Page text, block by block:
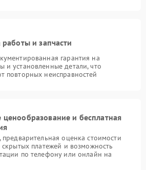
работы и запчасти
гарантия на
и установленные детали, что
повторных неисправностей
ценообразование и бесплатная
оценка стоимости
скрытых платежей и возможность
по телефону или онлайн на